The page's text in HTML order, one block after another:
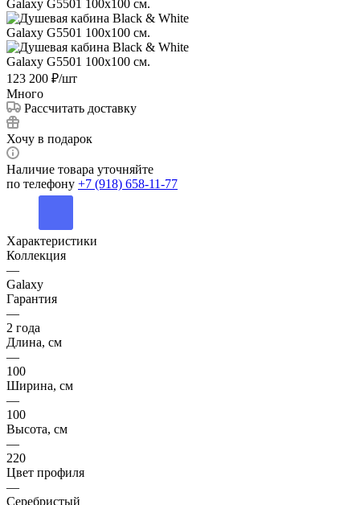
123 200 ₽/шт
Много
Рассчитать доставку
Хочу в подарок
Наличие товара уточняйте
по телефону +7 (918) 658-11-77
Характеристики
Коллекция
—
Galaxy
Гарантия
—
2 года
Длина, см
—
100
Ширина, см
—
100
Высота, см
—
220
Цвет профиля
—
Серебристый